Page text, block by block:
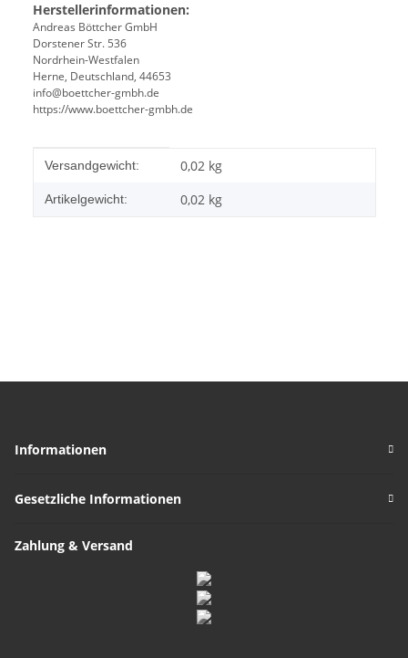
Herstellerinformationen:
Andreas Böttcher GmbH
Dorstener Str. 536
Nordrhein-Westfalen
Herne, Deutschland, 44653
info@boettcher-gmbh.de
https://www.boettcher-gmbh.de
Produkteigenschaft
Wert
Versandgewicht: 0,02 kg
Artikelgewicht: 0,02 kg
Informationen
Gesetzliche Informationen
Zahlung & Versand